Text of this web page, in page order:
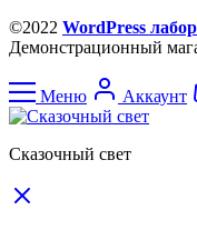
©2022 WordPress
Демонстрационный
Меню Аккаунт
Сказочный свет